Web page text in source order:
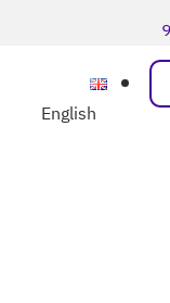
English